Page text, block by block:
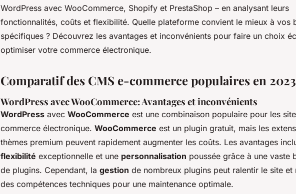
WordPress avec WooCommerce, Shopify et PrestaShop – en analysant leurs
fonctionnalités, coûts et flexibilité. Quelle plateforme convient le mieux à vos
spécifiques ? Découvrez les avantages et inconvénients pour faire un choix
optimiser votre commerce électronique.
Comparatif des CMS e-commerce populaires en 2023
WordPress avec WooCommerce: Avantages et inconvénients
WordPress avec WooCommerce est une combinaison populaire pour les
commerce électronique. WooCommerce est un plugin gratuit, mais les
thèmes premium peuvent rapidement augmenter les coûts. Les avantages
flexibilité exceptionnelle et une personnalisation poussée grâce à une vaste
de plugins. Cependant, la gestion de nombreux plugins peut ralentir le site et
des compétences techniques pour une maintenance optimale.